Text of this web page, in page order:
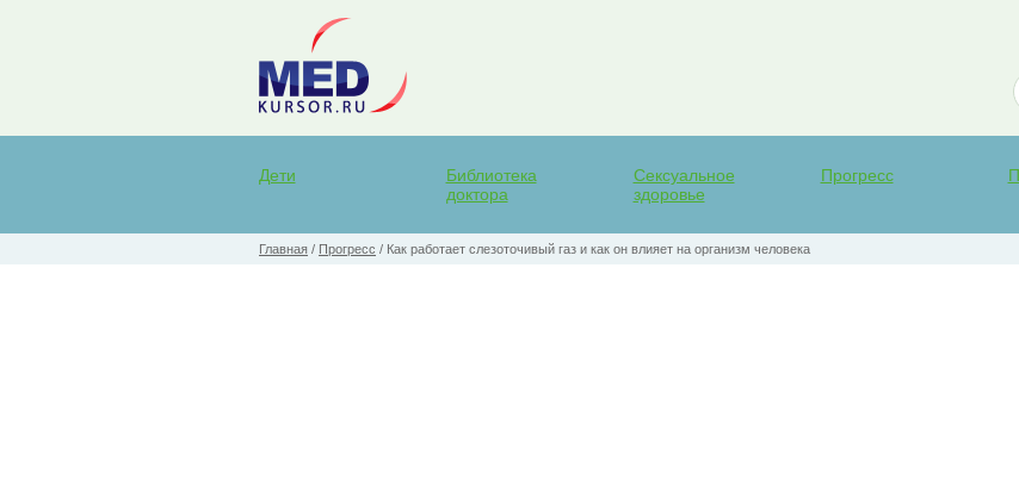
Дети
Библиотека
доктора
Сексуальное
здоровье
Прогресс
Главная / Прогресс / Как работает слезоточивый газ и как он влияет на организм человека